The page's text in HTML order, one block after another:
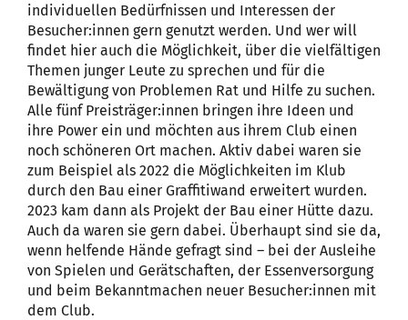
individuellen Bedürfnissen und Interessen der
Besucher:innen gern genutzt werden. Und wer will
findet hier auch die Möglichkeit, über die vielfältigen
Themen junger Leute zu sprechen und für die
Bewältigung von Problemen Rat und Hilfe zu suchen.
Alle fünf Preisträger:innen bringen ihre Ideen und
ihre Power ein und möchten aus ihrem Club einen
noch schöneren Ort machen. Aktiv dabei waren sie
zum Beispiel als 2022 die Möglichkeiten im Klub
durch den Bau einer Graffitiwand erweitert wurden.
2023 kam dann als Projekt der Bau einer Hütte dazu.
Auch da waren sie gern dabei. Überhaupt sind sie da,
wenn helfende Hände gefragt sind – bei der Ausleihe
von Spielen und Gerätschaften, der Essenversorgung
und beim Bekanntmachen neuer Besucher:innen mit
dem Club.